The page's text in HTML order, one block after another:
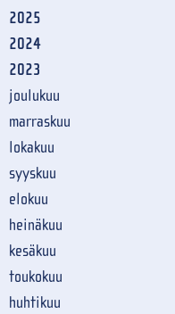
2025
2024
2023
joulukuu
marraskuu
lokakuu
syyskuu
elokuu
heinäkuu
kesäkuu
toukokuu
huhtikuu